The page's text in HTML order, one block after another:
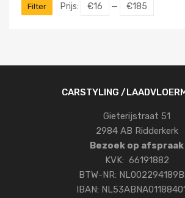
Filter Prijs: €16 — €185
CARSTYLING /
Gieterijstraat 51
2984 AB Ridderkerk
Bezoek op afspraak
KVK: 66191882
BTW-NR:
IBAN: